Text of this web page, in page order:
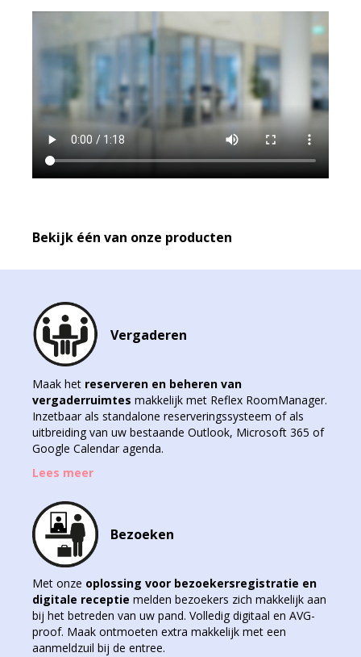
Bekijk één van onze producten
Vergaderen
Maak het reserveren en beheren van
vergaderruimtes makkelijk met Reflex RoomManager.
Inzetbaar als standalone reserveringssysteem of als
uitbreiding van uw bestaande Outlook, Microsoft 365 of
Google Calendar agenda.
Lees meer
Bezoeken
Met onze oplossing voor bezoekersregistratie en
digitale receptie melden bezoekers zich makkelijk aan
bij het betreden van uw pand. Volledig digitaal en AVG-
proof. Maak ontmoeten extra makkelijk met een
aanmeldzuil bij de entree.